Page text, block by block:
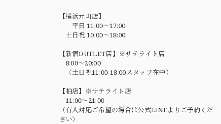
【横浜元町店】
平日 11:00～17:00
土日祝 10:00～18:00
【新宿OUTLET店】※サテライト店
8:00～20:00
（土日祝11:00-18:00スタッフ在中）
【柏店】※サテライト店
11:00～21:00
（有人対応ご希望の場合は公式LINEよりご予約くだ
さい）